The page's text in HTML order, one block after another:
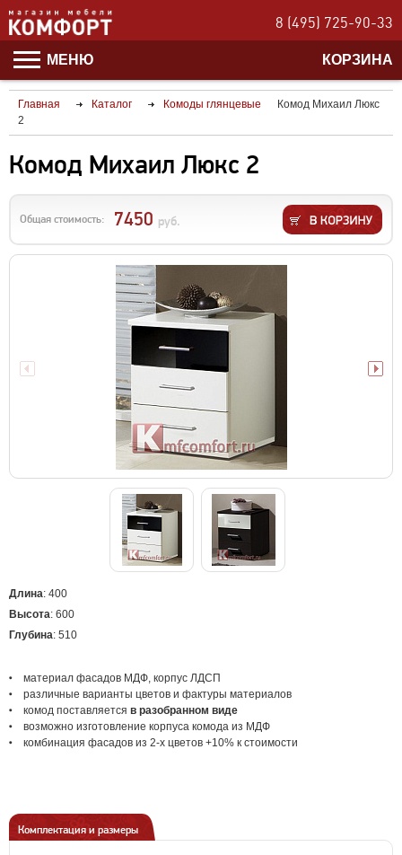
8 (495) 725-90-33
МЕНЮ КОРЗИНА
Главная Каталог Комоды глянцевые
Комод Михаил Люкс
2
Комод Михаил Люкс 2
Общая стоимость: 7450 руб.
Длина: 400
Высота: 600
Глубина: 510
материал фасадов МДФ, корпус ЛДСП
различные варианты цветов и фактуры материалов
комод поставляется в разобранном виде
возможно изготовление корпуса комода из МДФ
комбинация фасадов из 2-х цветов +10% к стоимости
Комплектация и размеры